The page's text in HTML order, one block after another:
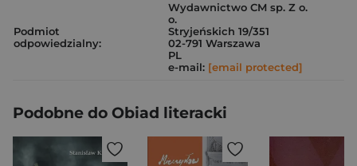
Podmiot
odpowiedzialny:
Wydawnictwo CM sp. Z o.
o.
Stryjeńskich 19/351
02-791 Warszawa
PL
e-mail: [email protected]
Podobne do Obiad literacki